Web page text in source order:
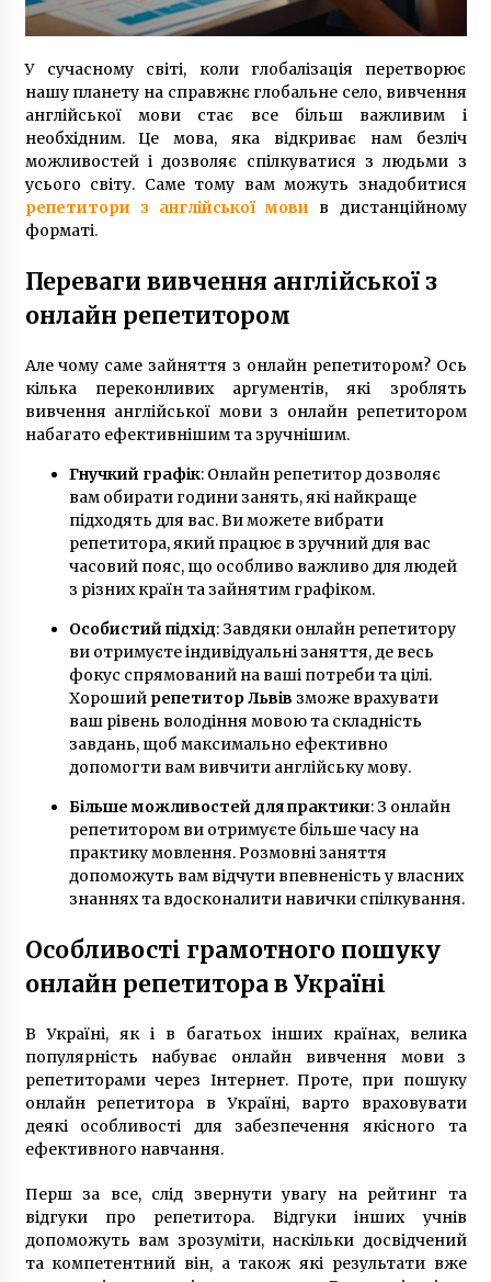
Пластическая операция носа изменила
судьбу женщины — героиня телешоу 1+1
7 лет ago
Вся семья Елены Куклы из Богуслава
Киевской области защищала Украину на
Донбассе
7 лет ago
7 лет ago
Неизлечимо больной 11-летний Саша с
6 лет ago
Игорь Руденя, живущий в Чернобыльской
зоне 16 лет, открыл выставку картин в Киеве
6 лет ago
У сучасному світі, коли глобалізація перетворює
нашу планету на справжнє глобальне село, вивчення
англійської мови стає все більш важливим і
необхідним. Це мова, яка відкриває нам безліч
можливостей і дозволяє спілкуватися з людьми з
усього світу. Саме тому вам можуть знадобитися
репетитори з англійської мови в дистанційному
форматі.
Переваги вивчення англійської з
онлайн репетитором
Але чому саме зайняття з онлайн репетитором? Ось
кілька переконливих аргументів, які зроблять
вивчення англійської мови з онлайн репетитором
набагато ефективнішим та зручнішим.
Гнучкий графік: Онлайн репетитор дозволяє
вам обирати години занять, які найкраще
підходять для вас. Ви можете вибрати
репетитора, який працює в зручний для вас
часовий пояс, що особливо важливо для людей
з різних країн та зайнятим графіком.
Особистий підхід: Завдяки онлайн репетитору
ви отримуєте індивідуальні заняття, де весь
фокус спрямований на ваші потреби та цілі.
Хороший репетитор Львів зможе врахувати
ваш рівень володіння мовою та складність
завдань, щоб максимально ефективно
допомогти вам вивчити англійську мову.
Більше можливостей для практики: З онлайн
репетитором ви отримуєте більше часу на
практику мовлення. Розмовні заняття
допоможуть вам відчути впевненість у власних
знаннях та вдосконалити навички спілкування.
Особливості грамотного пошуку
онлайн репетитора в Україні
В Україні, як і в багатьох інших країнах, велика
популярність набуває онлайн вивчення мови з
репетиторами через Інтернет. Проте, при пошуку
онлайн репетитора в Україні, варто враховувати
деякі особливості для забезпечення якісного та
ефективного навчання.
Перш за все, слід звернути увагу на рейтинг та
відгуки про репетитора. Відгуки інших учнів
допоможуть вам зрозуміти, наскільки досвідчений
та компетентний він, а також які результати вже